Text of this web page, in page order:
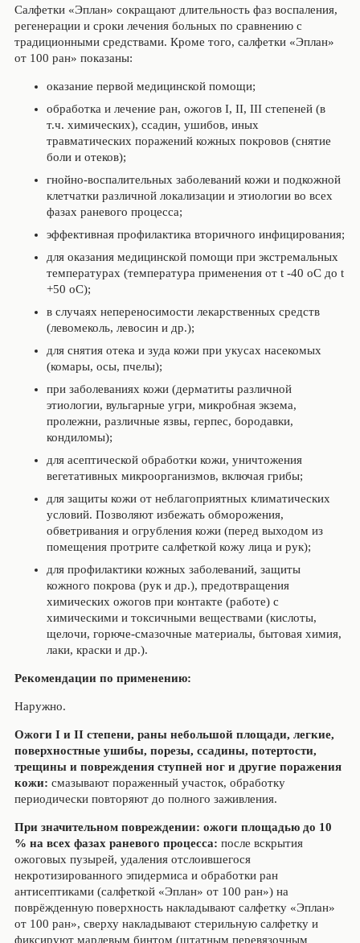
Салфетки «Эплан» сокращают длительность фаз воспаления,
регенерации и сроки лечения больных по сравнению с
традиционными средствами. Кроме того, салфетки «Эплан»
от 100 ран» показаны:
оказание первой медицинской помощи;
обработка и лечение ран, ожогов I, II, III степеней (в
т.ч. химических), ссадин, ушибов, иных
травматических поражений кожных покровов (снятие
боли и отеков);
гнойно-воспалительных заболеваний кожи и подкожной
клетчатки различной локализации и этиологии во всех
фазах раневого процесса;
эффективная профилактика вторичного инфицирования;
для оказания медицинской помощи при экстремальных
температурах (температура применения от t -40 оС до t
+50 оС);
в случаях непереносимости лекарственных средств
(левомеколь, левосин и др.);
для снятия отека и зуда кожи при укусах насекомых
(комары, осы, пчелы);
при заболеваниях кожи (дерматиты различной
этиологии, вульгарные угри, микробная экзема,
пролежни, различные язвы, герпес, бородавки,
кондиломы);
для асептической обработки кожи, уничтожения
вегетативных микроорганизмов, включая грибы;
для защиты кожи от неблагоприятных климатических
условий. Позволяют избежать обморожения,
обветривания и огрубления кожи (перед выходом из
помещения протрите салфеткой кожу лица и рук);
для профилактики кожных заболеваний, защиты
кожного покрова (рук и др.), предотвращения
химических ожогов при контакте (работе) с
химическими и токсичными веществами (кислоты,
щелочи, горюче-смазочные материалы, бытовая химия,
лаки, краски и др.).
Рекомендации по применению:
Наружно.
Ожоги I и II степени, раны небольшой площади, легкие,
поверхностные ушибы, порезы, ссадины, потертости,
трещины и повреждения ступней ног и другие поражения
кожи: смазывают пораженный участок, обработку
периодически повторяют до полного заживления.
При значительном повреждении: ожоги площадью до 10
% на всех фазах раневого процесса: после вскрытия
ожоговых пузырей, удаления отслоившегося
некротизированного эпидермиса и обработки ран
антисептиками (салфеткой «Эплан» от 100 ран») на
поврёжденную поверхность накладывают салфетку «Эплан»
от 100 ран», сверху накладывают стерильную салфетку и
фиксируют марлевым бинтом (штатным перевязочным